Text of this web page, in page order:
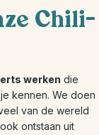
Chili-
werken die
kennen. We doen
van de wereld
ontstaan uit